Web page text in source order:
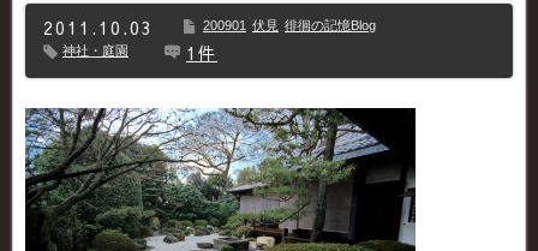
2011.10.03 200901 伏見 徘徊の記憶Blog
神社・庭園
1件